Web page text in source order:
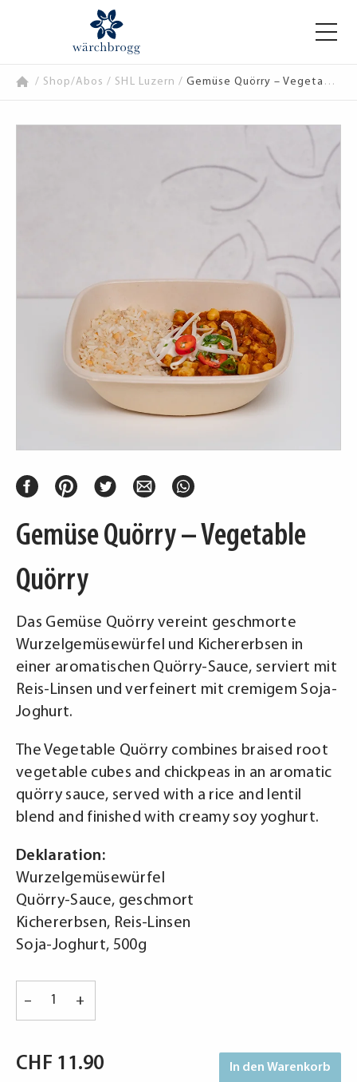
/ Shop/Abos / SHL Luzern / Gemüse Quörry – Vegetable Quörry
Gemüse Quörry – Vegetable
Quörry
Das Gemüse Quörry vereint geschmorte
Wurzelgemüsewürfel und Kichererbsen in
einer aromatischen Quörry-Sauce, serviert mit
Reis-Linsen und verfeinert mit cremigem Soja-
Joghurt.
The Vegetable Quörry combines braised root
vegetable cubes and chickpeas in an aromatic
quörry sauce, served with a rice and lentil
blend and finished with creamy soy yoghurt.
Deklaration:
Wurzelgemüsewürfel
Quörry-Sauce, geschmort
Kichererbsen, Reis-Linsen
Soja-Joghurt, 500g
Quörry
+
–
CHF 11.90 In den Warenkorb